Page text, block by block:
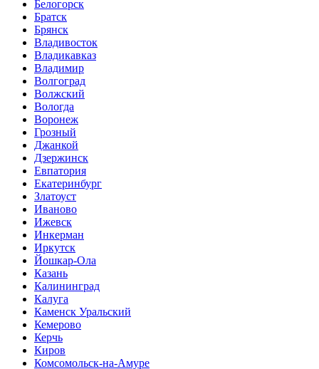
Белогорск
Братск
Брянск
Владивосток
Владикавказ
Владимир
Волгоград
Волжский
Вологда
Воронеж
Грозный
Джанкой
Дзержинск
Евпатория
Екатеринбург
Златоуст
Иваново
Ижевск
Инкерман
Иркутск
Йошкар-Ола
Казань
Калининград
Калуга
Каменск Уральский
Кемерово
Керчь
Киров
Комсомольск-на-Амуре